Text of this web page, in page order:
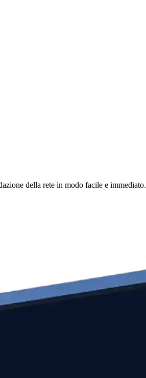
della rete in modo facile e immediato.